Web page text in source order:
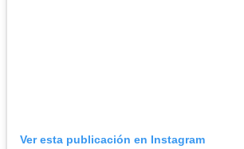
Ver esta publicación en Instagram